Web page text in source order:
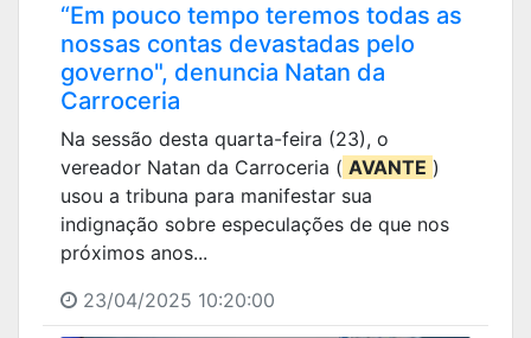
“Em pouco tempo teremos todas as
nossas contas devastadas pelo
governo", denuncia Natan da
Carroceria
Na sessão desta quarta-feira (23), o
vereador Natan da Carroceria ( AVANTE )
usou a tribuna para manifestar sua
indignação sobre especulações de que nos
próximos anos...
23/04/2025 10:20:00